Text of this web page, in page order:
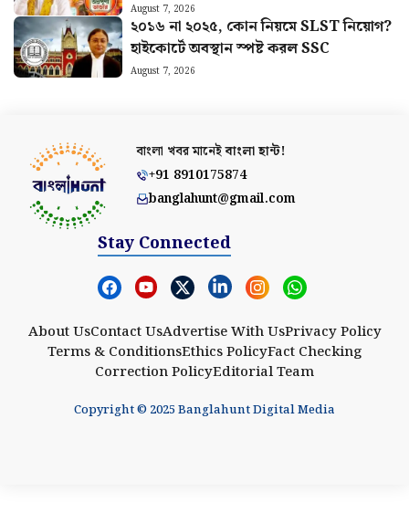
August 7, 2026
২০১৬ না ২০২৫, কোন নিয়মে SLST নিয়োগ?
হাইকোর্টে অবস্থান স্পষ্ট করল SSC
August 7, 2026
বাংলা খবর মানেইবাংলা হান্ট!
+91 8910175874
banglahunt@gmail.com
Stay Connected
About UsContact UsAdvertise With UsPrivacy Policy
Terms & ConditionsEthics PolicyFact Checking
Correction PolicyEditorial Team
Copyright © 2025 Banglahunt Digital Media